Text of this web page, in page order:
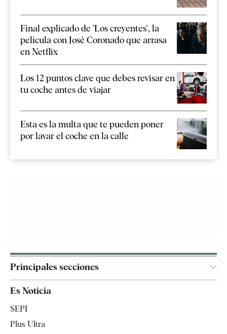
Final explicado de 'Los creyentes', la
película con José Coronado que arrasa
en Netflix
Los 12 puntos clave que debes revisar en
tu coche antes de viajar
Esta es la multa que te pueden poner
por lavar el coche en la calle
Principales secciones
España
Es Noticia
SEPI
Plus Ultra